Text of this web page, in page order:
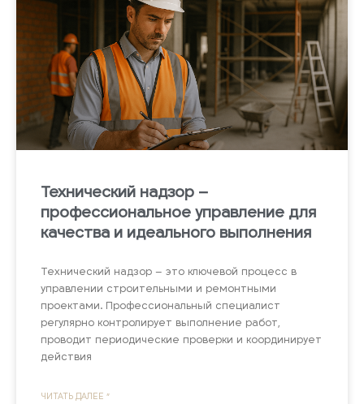
Технический надзор –
профессиональное управление для
качества и идеального выполнения
Технический надзор – это ключевой процесс в
управлении строительными и ремонтными
проектами. Профессиональный специалист
регулярно контролирует выполнение работ,
проводит периодические проверки и координирует
действия
ЧИТАТЬ ДАЛЕЕ "